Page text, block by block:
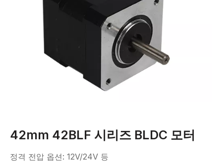
42mm 42BLF 시리즈 BLDC 모터
정격 전압 옵션: 12V/24V 등